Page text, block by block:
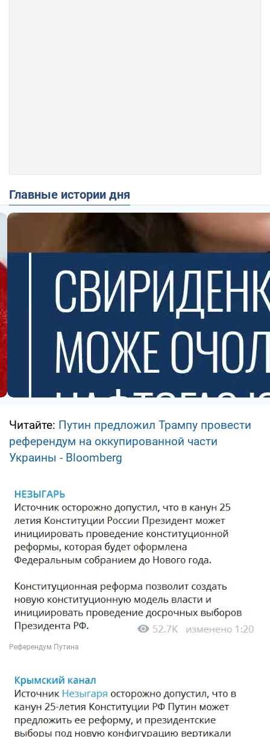
Главные истории дня
Читайте: Путин предложил Трампу провести
референдум на оккупированной части
Украины - Bloomberg